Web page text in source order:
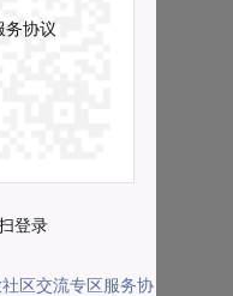
务协议
登录
社区交流专区服务协